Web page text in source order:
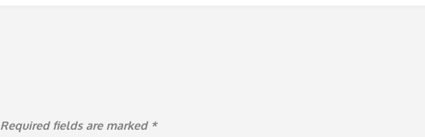
Required fields are marked *